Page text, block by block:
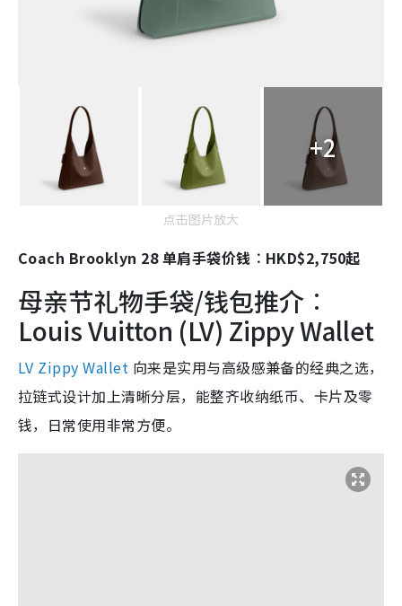
+2
点击图片放大
Coach Brooklyn 28 单肩手袋价钱︰HKD$2,750起
母亲节礼物手袋/钱包推介︰
Louis Vuitton (LV) Zippy Wallet
LV Zippy Wallet 向来是实用与高级感兼备的经典之选，
拉链式设计加上清晰分层，能整齐收纳纸币、卡片及零
钱，日常使用非常方便。